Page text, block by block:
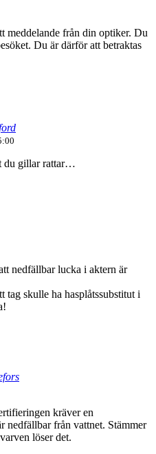
meddelande från din optiker. Du
Du är därför att betraktas
du gillar rattar…
nedfällbar lucka i aktern är
skulle ha hasplåtssubstitut i
kräver en
nedfällbar från vattnet. Stämmer
löser det.